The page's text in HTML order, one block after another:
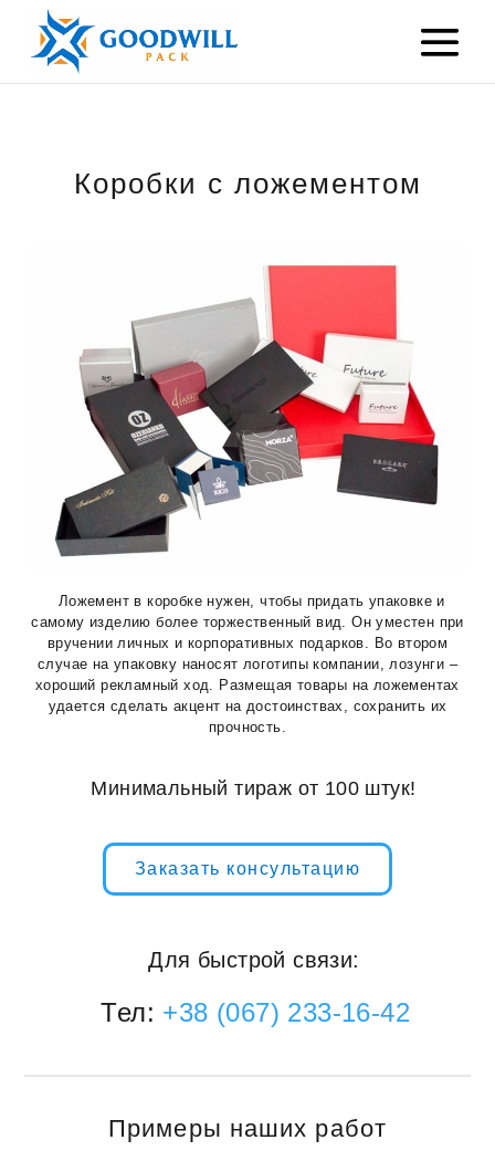
Коробки с ложементом
Ложемент в коробке нужен, чтобы придать упаковке и
самому изделию более торжественный вид. Он уместен при
вручении личных и корпоративных подарков. Во втором
случае на упаковку наносят логотипы компании, лозунги –
хороший рекламный ход. Размещая товары на ложементах
удается сделать акцент на достоинствах, сохранить их
прочность.
Минимальный тираж от 100 штук!
Заказать консультацию
Для быстрой связи:
Тел: +38 (067) 233-16-42
Примеры наших работ